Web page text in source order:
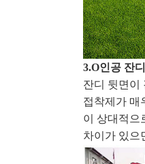
3.O인공 잔
잔디 뒷면이
접착제가 매
이 상대적으
차이가 있으